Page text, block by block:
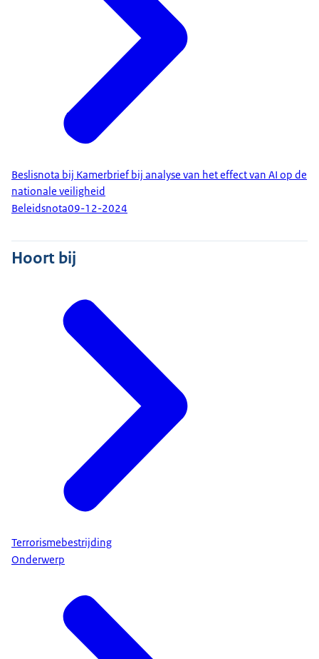
Beslisnota bij Kamerbrief bij analyse van het effect van AI op de
nationale veiligheid
Beleidsnota09-12-2024
Hoort bij
Terrorismebestrijding
Onderwerp